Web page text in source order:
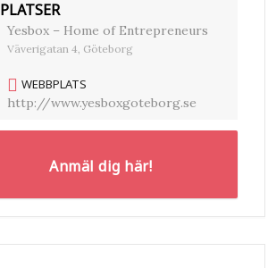
PLATSER
Yesbox – Home of Entrepreneurs
Väverigatan 4, Göteborg
WEBBPLATS
http://www.yesboxgoteborg.se
Anmäl dig här!